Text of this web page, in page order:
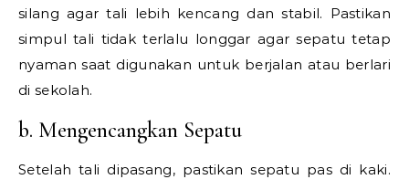
silang agar tali lebih kencang dan stabil. Pastikan
simpul tali tidak terlalu longgar agar sepatu tetap
nyaman saat digunakan untuk berjalan atau berlari
di sekolah.
b. Mengencangkan Sepatu
Setelah tali dipasang, pastikan sepatu pas di kaki.